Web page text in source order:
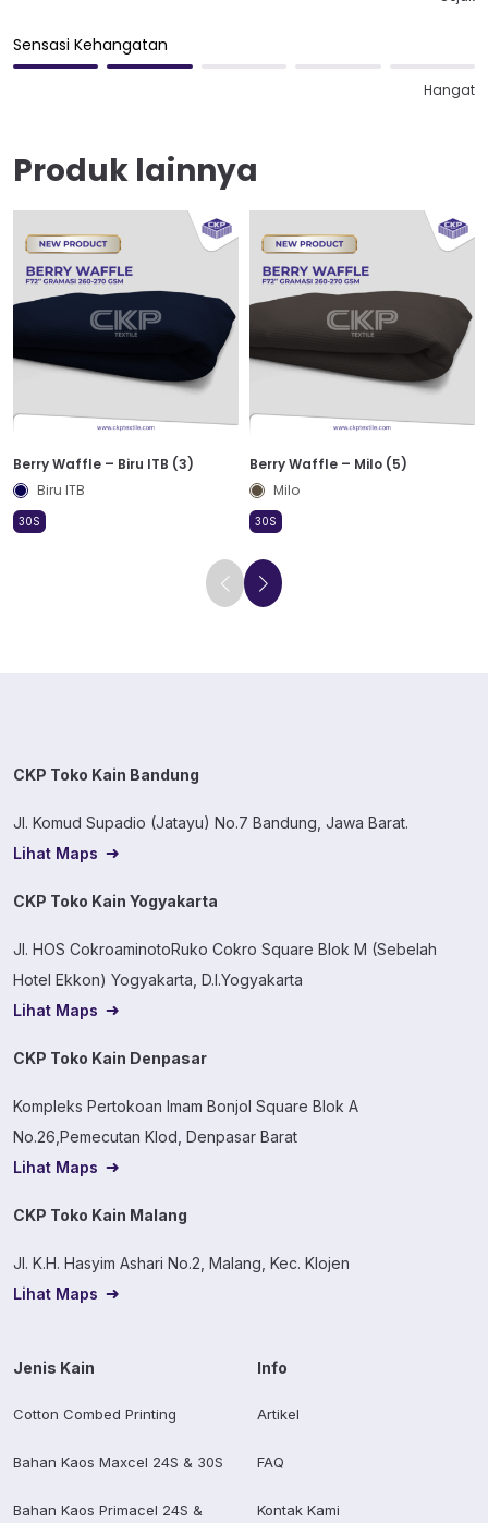
Sensasi Kehangatan
Hangat
Produk lainnya
Berry Waffle – Biru ITB (3)
Biru ITB
30S
Berry Waffle – Milo (5)
Milo
30S
CKP Toko Kain Bandung
Jl. Komud Supadio (Jatayu) No.7 Bandung, Jawa Barat.
Lihat Maps
CKP Toko Kain Yogyakarta
Jl. HOS CokroaminotoRuko Cokro Square Blok M (Sebelah
Hotel Ekkon) Yogyakarta, D.I.Yogyakarta
Lihat Maps
CKP Toko Kain Denpasar
Kompleks Pertokoan Imam Bonjol Square Blok A
No.26,Pemecutan Klod, Denpasar Barat
Lihat Maps
CKP Toko Kain Malang
Jl. K.H. Hasyim Ashari No.2, Malang, Kec. Klojen
Lihat Maps
Jenis Kain
Cotton Combed Printing
Bahan Kaos Maxcel 24S & 30S
Bahan Kaos Primacel 24S &
Info
Artikel
FAQ
Kontak Kami